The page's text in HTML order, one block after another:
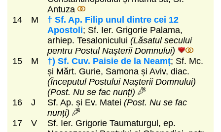
Antuza
14
M
† Sf. Ap. Filip unul dintre cei 12
Apostoli; Sf. Ier. Grigorie Palama,
arhiep. Tesalonicului (Lăsatul secului
pentru Postul Nașterii Domnului)
15
M †) Sf. Cuv. Paisie de la Neamț; Sf. Mc.
și Mărt. Gurie, Samona și Aviv, diac.
(Începutul Postului Nașterii Domnului)
(Post. Nu se fac nunți)
16
J Sf. Ap. și Ev. Matei (Post. Nu se fac
nunți)
17
V
Sf. Ier. Grigorie Taumaturgul, ep.